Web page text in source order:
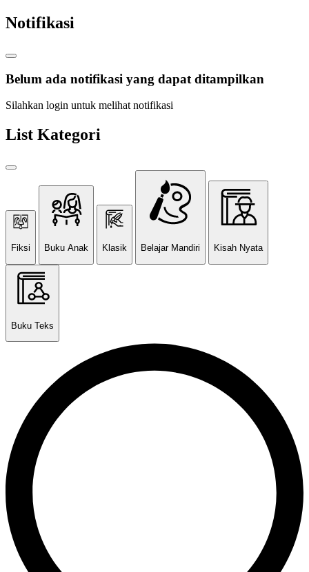
Notifikasi
Belum ada notifikasi yang dapat ditampilkan
Silahkan login untuk melihat notifikasi
List Kategori
Fiksi Buku Anak Klasik Belajar Mandiri Kisah Nyata
Buku Teks